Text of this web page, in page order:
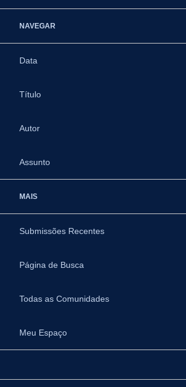
NAVEGAR
Data
Título
Autor
Assunto
MAIS
Submissões Recentes
Página de Busca
Todas as Comunidades
Meu Espaço